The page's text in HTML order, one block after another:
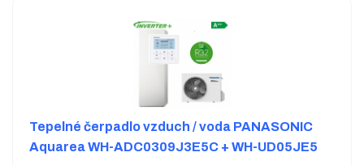
Tepelné čerpadlo vzduch / voda PANASONIC
Aquarea WH-ADC0309J3E5C + WH-UD05JE5